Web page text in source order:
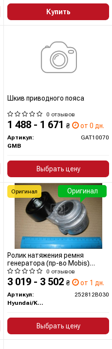
Купить
Шкив приводного пояса
0 отзывов
1 488 - 1 671 ₴ от 0 дн.
Артикул:
GAT10070
GMB
Выбрать цену
Ролик натяжения ремня
генератора (пр-во Mobis)
252812B030 MOBIS
0 отзывов
3 019 - 3 502 ₴ от 1 дн.
Артикул:
252812B030
Hyundai/Kia/Mobis
Выбрать цену
Оригинал
Оригинал